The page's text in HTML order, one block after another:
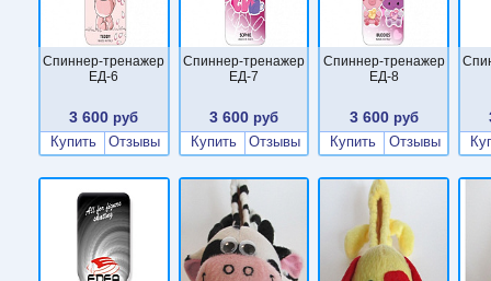
Cпиннер-тренажер
ЕД-6
3 600 руб
Купить
Отзывы
Cпиннер-тренажер
ЕД-7
3 600 руб
Купить
Отзывы
Cпиннер-тренажер
ЕД-8
3 600руб
Купить
Отзывы